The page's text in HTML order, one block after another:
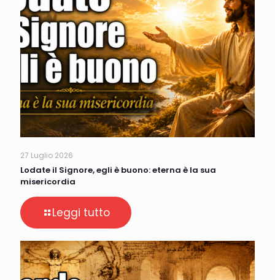
27 Luglio 2026
Lodate il Signore, egli è buono: eterna è la sua
misericordia
Leggi tutto